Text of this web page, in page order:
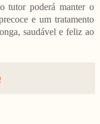
tutor poderá manter o
e um tratamento
saudável e feliz ao